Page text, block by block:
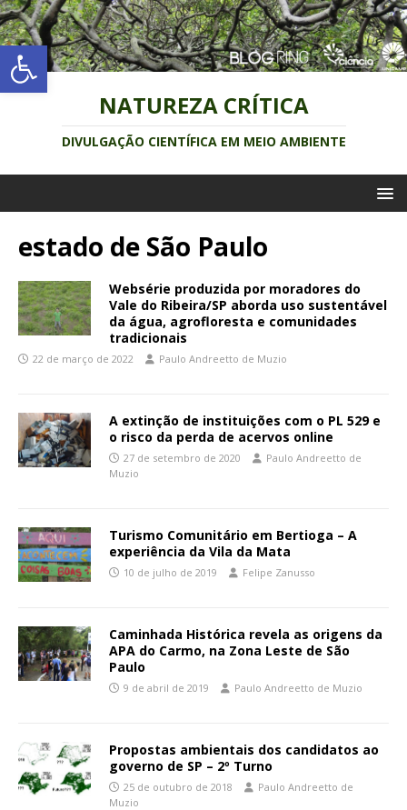
Abrir a barra de ferramentas
NATUREZA CRÍTICA
DIVULGAÇÃO CIENTÍFICA EM MEIO AMBIENTE
estado de São Paulo
Websérie produzida por moradores do
Vale do Ribeira/SP aborda uso sustentável
da água, agrofloresta e comunidades
tradicionais
22 de março de 2022 Paulo Andreetto de Muzio
A extinção de instituições com o PL 529 e
o risco da perda de acervos online
27 de setembro de 2020
Paulo Andreetto de
Muzio
Turismo Comunitário em Bertioga – A
experiência da Vila da Mata
10 de julho de 2019 Felipe Zanusso
Caminhada Histórica revela as origens da
APA do Carmo, na Zona Leste de São
Paulo
9 de abril de 2019 Paulo Andreetto de Muzio
Propostas ambientais dos candidatos ao
governo de SP – 2º Turno
25 de outubro de 2018
Paulo Andreetto de
Muzio